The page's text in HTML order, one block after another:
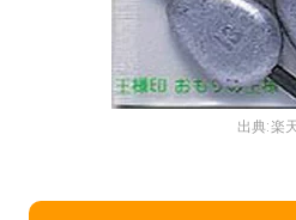
出典:楽